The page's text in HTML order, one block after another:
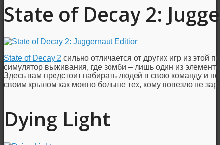
State of Decay 2:
State of Decay 2 сильно отличается от других игр из этой
симулятор выживания, где зомби – лишь один из
Здесь вам предстоит набирать людей в свою команду и
своим крылом как можно больше тех, кому повезло не
Dying Light